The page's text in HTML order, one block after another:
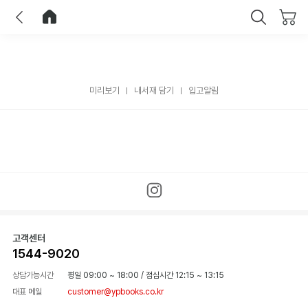
미리보기 내서재 담기 입고알림
고객센터
1544-9020
상담가능시간 평일 09:00 ~ 18:00 / 점심시간 12:15 ~ 13:15
대표 메일
customer@ypbooks.co.kr